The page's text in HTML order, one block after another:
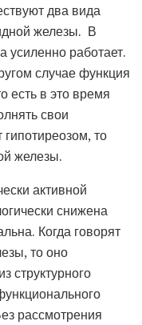
два вида
железы. В
усиленно работает.
случае функция
есть в это время
свои
то
железы.
активной
снижена
Когда говорят
то оно
структурного
рассмотрения